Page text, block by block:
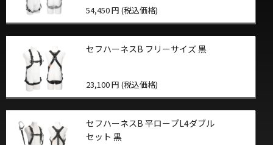
54,450 円 (税込価格)
セフハーネスB フリーサイズ 黒
23,100 円 (税込価格)
セフハーネスB 平ロープL4ダブル
セット 黒